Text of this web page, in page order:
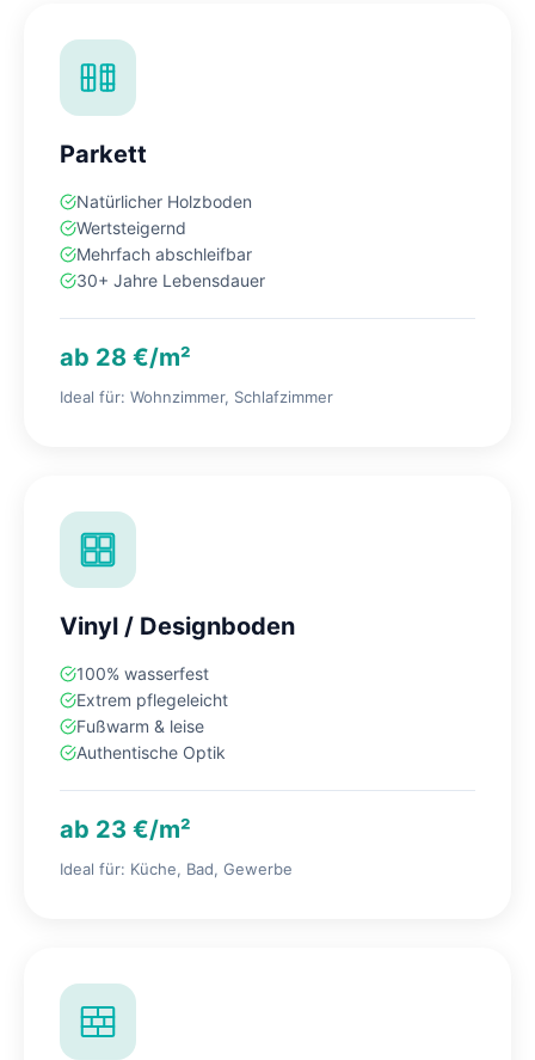
Parkett
Natürlicher Holzboden
Wertsteigernd
Mehrfach abschleifbar
30+ Jahre Lebensdauer
ab 28 €/m²
Ideal für: Wohnzimmer, Schlafzimmer
Vinyl / Designboden
100% wasserfest
Extrem pflegeleicht
Fußwarm & leise
Authentische Optik
ab 23 €/m²
Ideal für: Küche, Bad, Gewerbe